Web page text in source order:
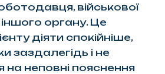
військової
органу. Це
діяти спокійніше,
заздалегідь і не
на неповні пояснення